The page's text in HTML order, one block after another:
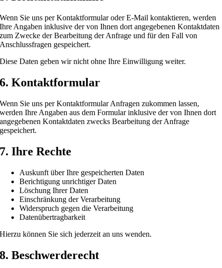
Wenn Sie uns per Kontaktformular oder E-Mail kontaktieren, werden
Ihre Angaben inklusive der von Ihnen dort angegebenen Kontaktdaten
zum Zwecke der Bearbeitung der Anfrage und für den Fall von
Anschlussfragen gespeichert.
Diese Daten geben wir nicht ohne Ihre Einwilligung weiter.
6. Kontaktformular
Wenn Sie uns per Kontaktformular Anfragen zukommen lassen,
werden Ihre Angaben aus dem Formular inklusive der von Ihnen dort
angegebenen Kontaktdaten zwecks Bearbeitung der Anfrage
gespeichert.
7. Ihre Rechte
Auskunft über Ihre gespeicherten Daten
Berichtigung unrichtiger Daten
Löschung Ihrer Daten
Einschränkung der Verarbeitung
Widerspruch gegen die Verarbeitung
Datenübertragbarkeit
Hierzu können Sie sich jederzeit an uns wenden.
8. Beschwerderecht